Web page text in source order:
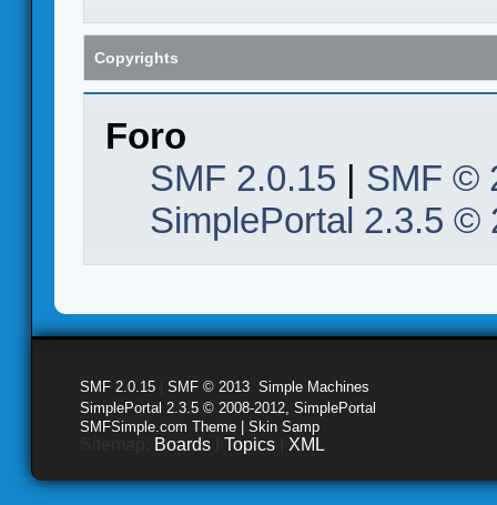
Copyrights
Foro
SMF 2.0.15 | SMF ©
SimplePortal 2.3.5 ©
SMF 2.0.15 SMF © 2013 Simple Machines
SimplePortal 2.3.5 © 2008-2012, SimplePortal
SMFSimple.com Theme | Skin Samp
Boards Topics XML